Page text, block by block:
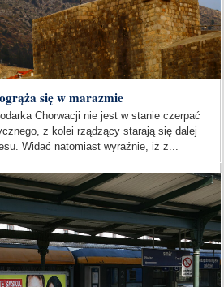
się w marazmie
Chorwacji nie jest w stanie czerpać
z kolei rządzący starają się dalej
Widać natomiast wyraźnie, iż z...